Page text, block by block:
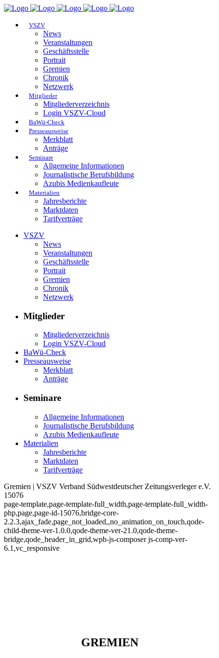
VSZV
News
Veranstaltungen
Geschäftsstelle
Portrait
Gremien
Chronik
Netzwerk
Mitglieder
Mitgliederverzeichnis
Login VSZV-Cloud
BaWü-Check
Presseausweise
Merkblatt
Anträge
Seminare
Allgemeine Informationen
Journalistische Berufsbildung
Azubis Medienkaufleute
Materialien
Jahresberichte
Marktdaten
Tarifverträge
VSZV
News
Veranstaltungen
Geschäftsstelle
Portrait
Gremien
Chronik
Netzwerk
Mitglieder
Mitgliederverzeichnis
Login VSZV-Cloud
BaWü-Check
Presseausweise
Merkblatt
Anträge
Seminare
Allgemeine Informationen
Journalistische Berufsbildung
Azubis Medienkaufleute
Materialien
Jahresberichte
Marktdaten
Tarifverträge
Gremien | VSZV Verband Südwestdeutscher Zeitungsverleger e.V.
15076
page-template,page-template-full_width,page-template-full_width-
php,page,page-id-15076,bridge-core-
2.2.3,ajax_fade,page_not_loaded,,no_animation_on_touch,qode-
child-theme-ver-1.0.0,qode-theme-ver-21.0,qode-theme-
bridge,qode_header_in_grid,wpb-js-composer js-comp-ver-
6.1,vc_responsive
GREMIEN